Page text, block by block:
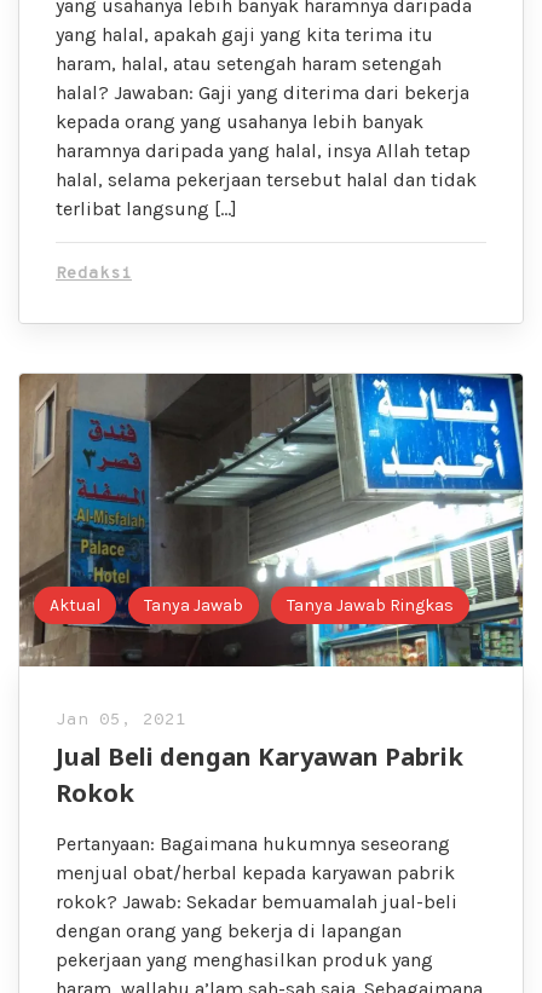
yang usahanya lebih banyak haramnya daripada
yang halal, apakah gaji yang kita terima itu
haram, halal, atau setengah haram setengah
halal? Jawaban: Gaji yang diterima dari bekerja
kepada orang yang usahanya lebih banyak
haramnya daripada yang halal, insya Allah tetap
halal, selama pekerjaan tersebut halal dan tidak
terlibat langsung […]
Redaksi
Aktual Tanya Jawab Tanya Jawab Ringkas
Jan 05, 2021
Jual Beli dengan Karyawan Pabrik
Rokok
Pertanyaan: Bagaimana hukumnya seseorang
menjual obat/herbal kepada karyawan pabrik
rokok? Jawab: Sekadar bemuamalah jual-beli
dengan orang yang bekerja di lapangan
pekerjaan yang menghasilkan produk yang